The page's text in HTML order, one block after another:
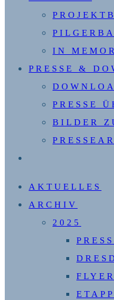
IN
PRESSE &
PRESSE
BILDER
UMSCHALTEN
AKTUELLES
ARCHIV
2025
FLYER